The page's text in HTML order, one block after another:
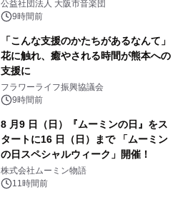
公益社団法人 大阪市音楽団
9時間前
「こんな支援のかたちがあるなんて」
花に触れ、癒やされる時間が熊本への
支援に
フラワーライフ振興協議会
9時間前
8 月9 日（日）『ムーミンの日』をス
タートに16 日（日）まで 「ムーミン
の日スペシャルウィーク」開催！
株式会社ムーミン物語
11時間前